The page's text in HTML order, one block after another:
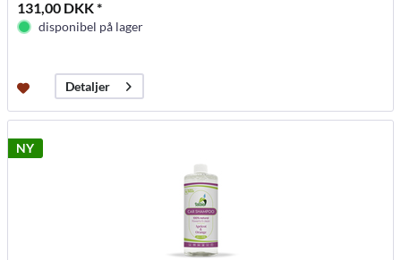
131,00 DKK *
disponibel på lager
Detaljer
NY